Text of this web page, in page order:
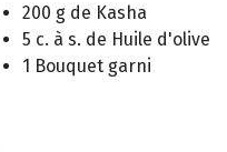
200 g de Kasha
5 c. à s. de Huile d'olive
1 Bouquet garni